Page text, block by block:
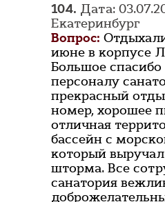
104. Дата:
Екатеринбург
Вопрос:
июне в корпусе
Большое
персоналу
прекрасный
номер, хорошее
отличная
бассейн с
который
шторма. Все
санатория